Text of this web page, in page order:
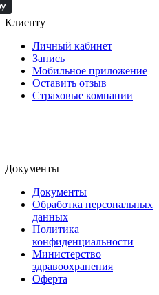
Клиенту
Личный кабинет
Запись
Мобильное приложение
Оставить отзыв
Страховые компании
Документы
Документы
Обработка персональных
данных
Политика
конфиденциальности
Министерство
здравоохранения
Оферта